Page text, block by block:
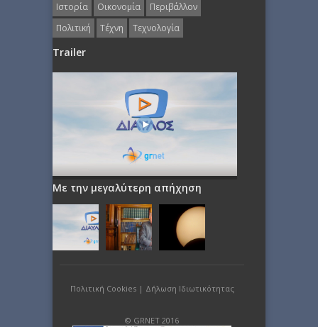
Ιστορία
Οικονομία
Περιβάλλον
Πολιτική
Τέχνη Τεχνολογία
Trailer
Με την μεγαλύτερη απήχηση
Πολιτική Cookies| Δήλωση Ιδιωτικότητας
© GRNET 2016